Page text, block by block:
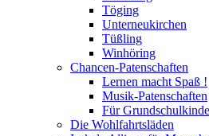
Töging
Unterneukirchen
Tüßling
Winhöring
Chancen-Patenschaften
Lernen macht Spaß !
Musik-Patenschaften
Für
Die Wohlfahrtsläden